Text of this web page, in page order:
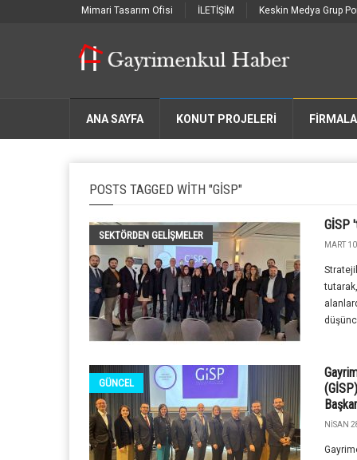
Mimari Tasarım Ofisi İLETİŞİM Keskin Medya Grup
ANA SAYFA KONUT PROJELERİ
POSTS TAGGED WITH "GISP"
SEKTÖRDEN GELIŞMELER
GİSP
MART
GÜNCEL
NISAN